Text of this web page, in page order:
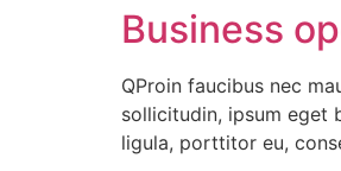
Business
QProin faucibus nec
sollicitudin, ipsum eget
ligula, porttitor eu,